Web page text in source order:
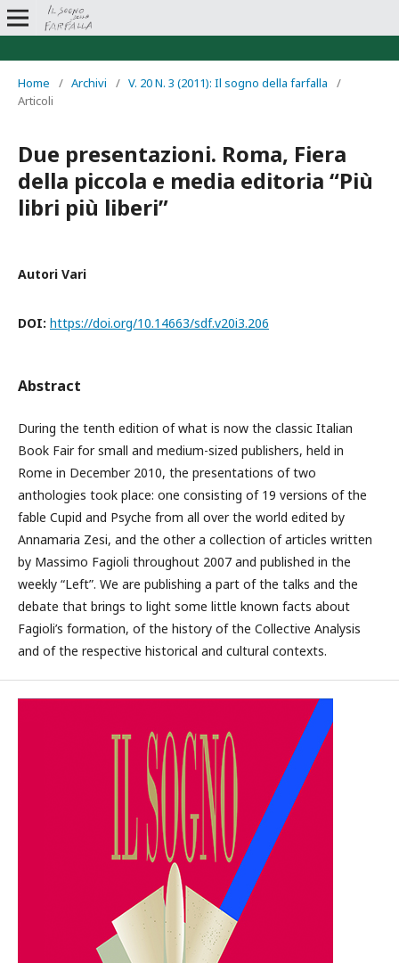
Home / Archivi / V. 20 N. 3 (2011): Il sogno della farfalla
/
Articoli
Due presentazioni. Roma, Fiera
della piccola e media editoria “Più
libri più liberi”
Autori Vari
DOI: https://doi.org/10.14663/sdf.v20i3.206
Abstract
During the tenth edition of what is now the classic Italian
Book Fair for small and medium-sized publishers, held in
Rome in December 2010, the presentations of two
anthologies took place: one consisting of 19 versions of the
fable Cupid and Psyche from all over the world edited by
Annamaria Zesi, and the other a collection of articles written
by Massimo Fagioli throughout 2007 and published in the
weekly “Left”. We are publishing a part of the talks and the
debate that brings to light some little known facts about
Fagioli’s formation, of the history of the Collective Analysis
and of the respective historical and cultural contexts.